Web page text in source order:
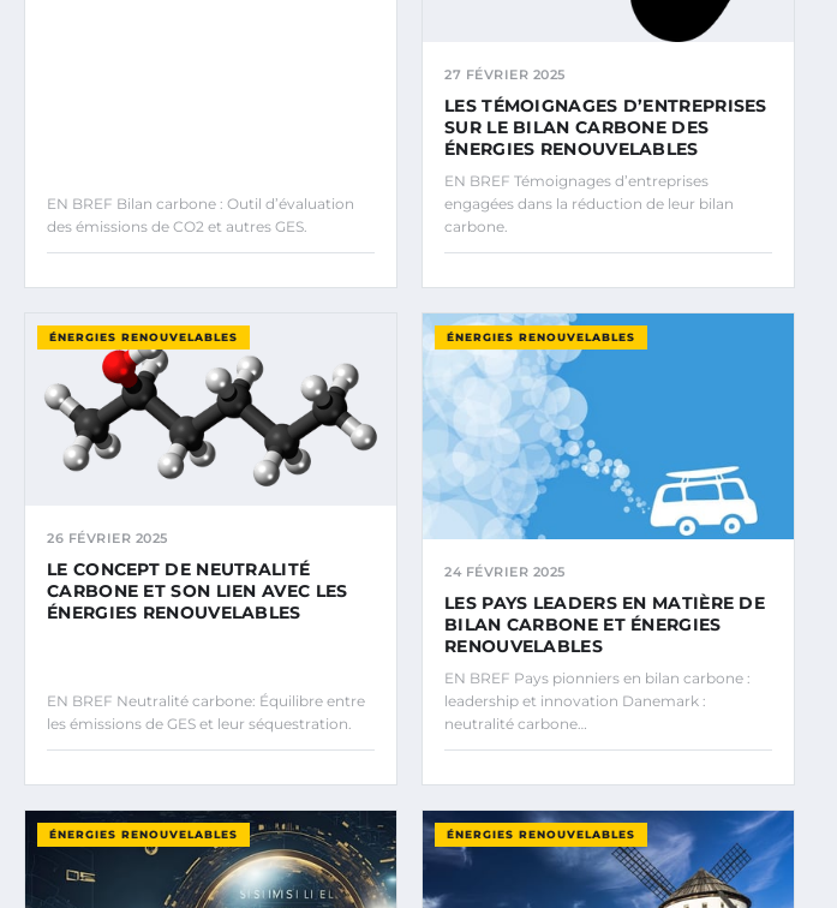
EN BREF Bilan carbone : Outil d’évaluation
des émissions de CO2 et autres GES.
27 FÉVRIER 2025
LES TÉMOIGNAGES D’ENTREPRISES
SUR LE BILAN CARBONE DES
ÉNERGIES RENOUVELABLES
EN BREF Témoignages d’entreprises
engagées dans la réduction de leur bilan
carbone.
ÉNERGIES RENOUVELABLES
26 FÉVRIER 2025
LE CONCEPT DE NEUTRALITÉ
CARBONE ET SON LIEN AVEC LES
ÉNERGIES RENOUVELABLES
EN BREF Neutralité carbone: Équilibre entre
les émissions de GES et leur séquestration.
ÉNERGIES RENOUVELABLES
24 FÉVRIER 2025
LES PAYS LEADERS EN MATIÈRE DE
BILAN CARBONE ET ÉNERGIES
RENOUVELABLES
EN BREF Pays pionniers en bilan carbone :
leadership et innovation Danemark :
neutralité carbone…
ÉNERGIES RENOUVELABLES ÉNERGIES RENOUVELABLES